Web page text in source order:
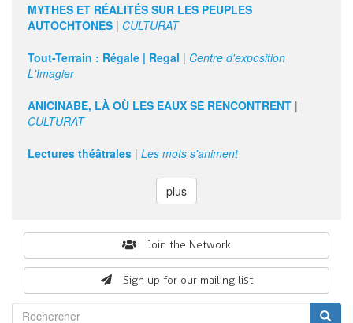
MYTHES ET RÉALITÉS SUR LES PEUPLES
AUTOCHTONES | CULTURAT
Tout-Terrain : Régale | Regal | Centre d'exposition
L'Imagier
ANICINABE, LÀ OÙ LES EAUX SE RENCONTRENT |
CULTURAT
Lectures théâtrales | Les mots s'animent
plus
Join the Network
Sign up for our mailing list
form